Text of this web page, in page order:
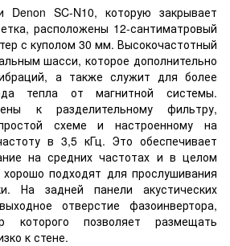
Denon SC-N10, которую закрывает
расположены 12-сантиматровый
с куполом 30 мм. Высокочастотный
шасси, которое дополнительно
а также служит для более
тепла от магнитной системы.
к разделительному фильтру,
схеме и настроенному на
в 3,5 кГц. Это обеспечивает
на средних частотах и в целом
подходят для прослушивания
На задней панели акустических
отверстие фазоинвертора,
которого позволяет размещать
к стене.